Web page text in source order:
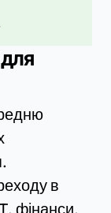
в
фінанси,